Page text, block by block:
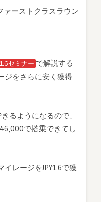
ァーストクラスラウン
セミナー で解説する
ジをさらに安く獲得
るようになるので、
で搭乗できてし
レージをJPY1.6で獲